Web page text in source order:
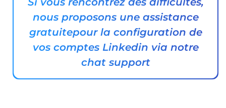
nous proposons une assistance
gratuitepour la configuration de
vos comptes Linkedin via notre
chat support